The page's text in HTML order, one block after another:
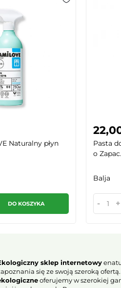
Naturalny płyn
DO KOSZYKA
Pasta
o
Balja
- +
sklep internetowy
się ze swoją szeroką
oferujemy w szerokiej